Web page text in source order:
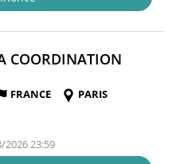
COORDINATION
FRANCE
PARIS
23:59